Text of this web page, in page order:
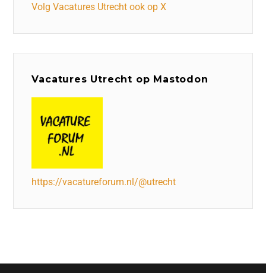
Volg Vacatures Utrecht ook op X
Vacatures Utrecht op Mastodon
https://vacatureforum.nl/@utrecht